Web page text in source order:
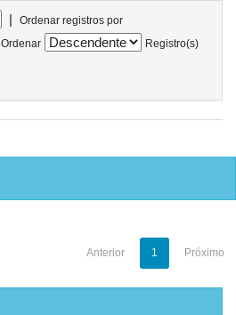
|
Ordenar registros por
Ordenar
Registro(s)
Anterior 1 Próximo